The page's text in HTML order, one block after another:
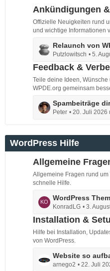
Ankündigungen
Offizielle Neuigkeiten rund
und wichtige Informationen
L
e
t
t
B
e
t
r
g
e
Relaunch von
Putzlowitsch 5.
Feedback &
Teile deine Ideen,
WPDE.org gemeinsam
L
e
t
e
B
e
i
r
g
e
Spambeiträge
Peter 20. Juli 2026
WordPress Hilfe
Allgemeine
Allgemeine Fragen rund
schnelle Hilfe.
L
e
t
t
B
WordPress Theme
KonradLG 3.
Installation &
Hilfe bei Installation,
von WordPress.
Website so
arnego2 22. Juli